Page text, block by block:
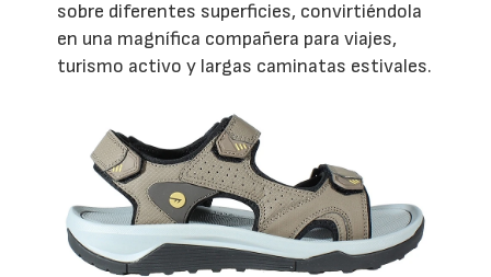
sobre diferentes superficies, convirtiéndola
en una magnífica compañera para viajes,
turismo activo y largas caminatas estivales.